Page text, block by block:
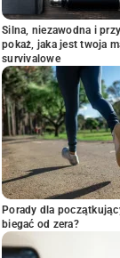
Silna, niezawodna i
pokaż, jaka jest twoja
survivalowe
Porady dla
biegać od zera?